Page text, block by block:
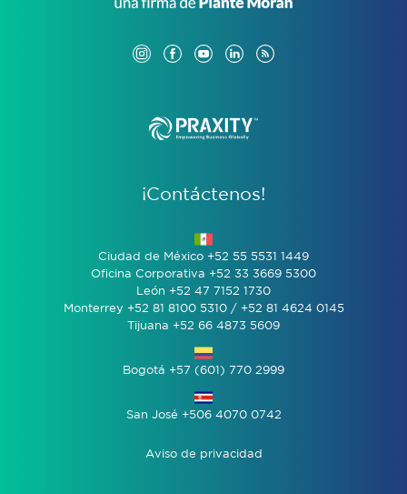
¡Contáctenos!
Ciudad de México +52 55 5531 1449
Oficina Corporativa +52 33 3669 5300
León +52 47 7152 1730
Monterrey +52 81 8100 5310 / +52 81 4624 0145
Tijuana +52 66 4873 5609
Bogotá +57 (601) 770 2999
San José +506 4070 0742
Aviso de privacidad